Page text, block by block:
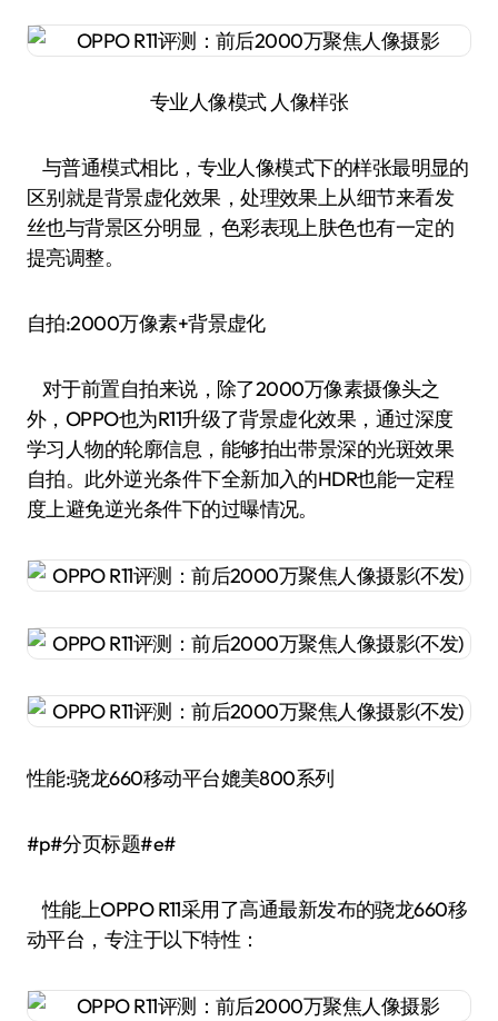
专业人像模式 人像样张
与普通模式相比，专业人像模式下的样张最明显的
区别就是背景虚化效果，处理效果上从细节来看发
丝也与背景区分明显，色彩表现上肤色也有一定的
提亮调整。
自拍:2000万像素+背景虚化
对于前置自拍来说，除了2000万像素摄像头之
外，OPPO也为R11升级了背景虚化效果，通过深度
学习人物的轮廓信息，能够拍出带景深的光斑效果
自拍。此外逆光条件下全新加入的HDR也能一定程
度上避免逆光条件下的过曝情况。
性能:骁龙660移动平台媲美800系列
#p#分页标题#e#
性能上OPPO R11采用了高通最新发布的骁龙660移
动平台，专注于以下特性：